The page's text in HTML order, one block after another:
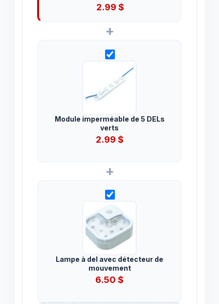
2.99 $
+
Module imperméable de 5 DELs
verts
2.99 $
+
Lampe à del avec détecteur de
mouvement
6.50 $